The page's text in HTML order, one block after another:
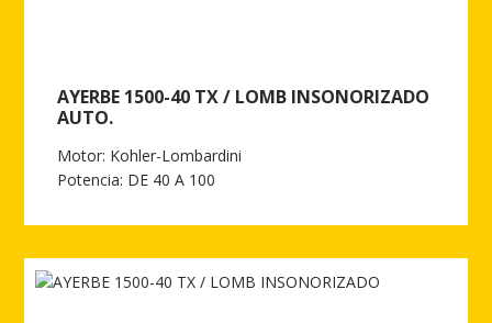
AYERBE 1500-40 TX / LOMB INSONORIZADO
AUTO.
Motor: Kohler-Lombardini
Potencia: DE 40 A 100